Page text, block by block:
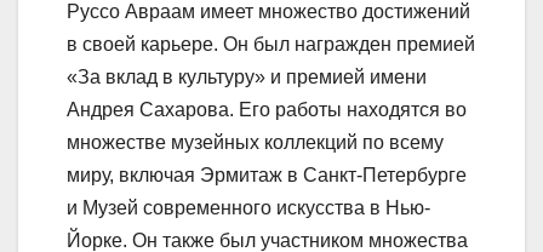
Руссо Авраам имеет множество достижений
в своей карьере. Он был награжден премией
«За вклад в культуру» и премией имени
Андрея Сахарова. Его работы находятся во
множестве музейных коллекций по всему
миру, включая Эрмитаж в Санкт-Петербурге
и Музей современного искусства в Нью-
Йорке. Он также был участником множества